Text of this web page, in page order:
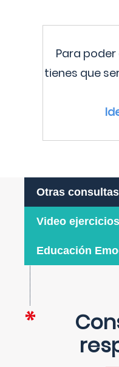
Para
tienes que
Otras consultas
Video ejercicios
Educación